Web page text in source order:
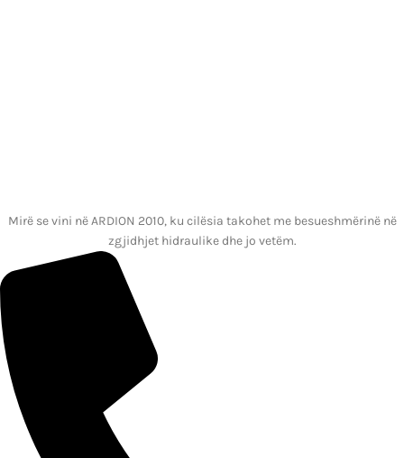
Mirë se vini në ARDION 2010, ku cilësia takohet me besueshmërinë në
zgjidhjet hidraulike dhe jo vetëm.